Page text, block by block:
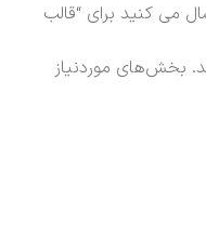
می کنید برای “قالب
بخش‌های موردنیاز